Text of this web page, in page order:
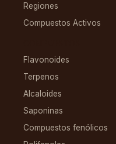
Regiones
Compuestos Activos
Flavonoides
Terpenos
Alcaloides
Saponinas
Compuestos fenólicos